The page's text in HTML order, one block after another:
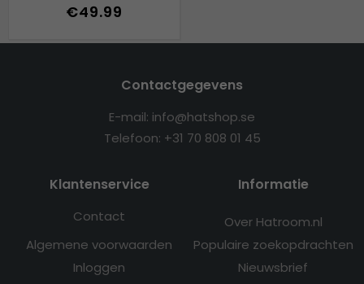
€49.99
Contactgegevens
E-mail: info@hatshop.se
Telefoon: +31 70 808 01 45
Klantenservice
Contact
Algemene voorwaarden
Inloggen
Informatie
Over Hatroom.nl
Populaire zoekopdrachten
Nieuwsbrief